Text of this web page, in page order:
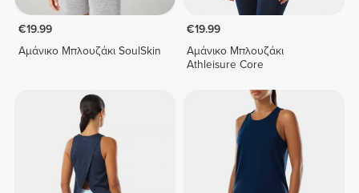
€19.99
Αμάνικο Μπλουζάκι SoulSkin
€19.99
Αμάνικο Μπλουζάκι
Athleisure Core